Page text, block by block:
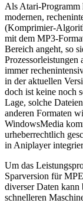
Als Atari-Programm
modernen,
(Komprimier-
mit dem MP3-
Bereich angeht, so
Prozessorleistungen
immer
in der aktuellen
doch ist keine noch
Lage, solche
anderen Formaten
WindowsMedia
urheberrechtlich
in Aniplayer
Um das
Sparversion für
diverser Daten
schnelleren